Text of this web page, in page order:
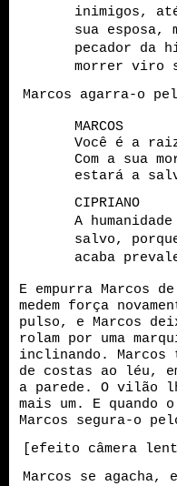
inimigos,
sua esposa,
pecador da
morrer viro
Marcos agarra-o
MARCOS
Você é a
Com a sua
estará a
CIPRIANO
A
salvo,
acaba
E empurra Marcos
medem força
pulso, e Marcos
rolam por uma
inclinando. Marcos
de costas ao léu,
a parede. O vilão
mais um. E quando
Marcos segura-o
[efeito câmera
Marcos se agacha,